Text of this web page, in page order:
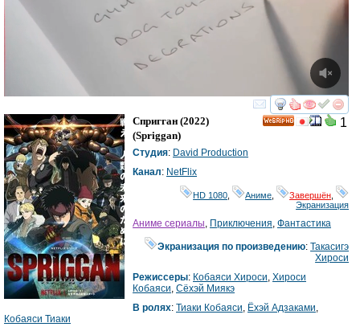
смотреть
1
Спригган (2022)
(Spriggan)
Студия: David Production
Канал: NetFlix
HD 1080 Аниме Завершён
Экранизация
Аниме сериалы Приключения Фантастика
Экранизация по произведению:Такасигэ
Хироси
Режиссеры: Кобаяси Хироси Хироси
Кобаяси Сёхэй Миякэ
В ролях: Тиаки Кобаяси Ёхэй Адзаками
Кобаяси Тиаки